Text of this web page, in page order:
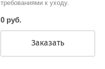
требованиями к уходу.
0 руб.
Заказать